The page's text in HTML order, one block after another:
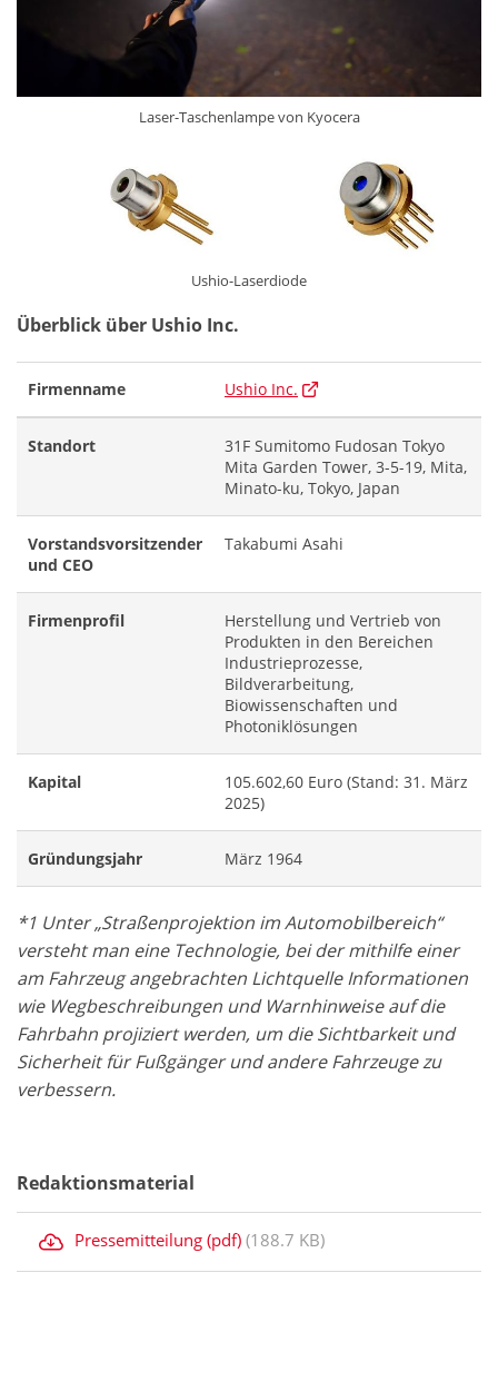
Laser-Taschenlampe von Kyocera
Ushio-Laserdiode
Überblick über Ushio Inc.
Firmenname Ushio Inc.
Standort
31F Sumitomo Fudosan Tokyo
Mita Garden Tower, 3-5-19, Mita,
Minato-ku, Tokyo, Japan
Vorstandsvorsitzender
und CEO
Takabumi Asahi
Firmenprofil
Herstellung und Vertrieb von
Produkten in den Bereichen
Industrieprozesse,
Bildverarbeitung,
Biowissenschaften und
Photoniklösungen
Kapital
105.602,60 Euro (Stand: 31. März
2025)
Gründungsjahr März 1964
*1 Unter „Straßenprojektion im Automobilbereich“
versteht man eine Technologie, bei der mithilfe einer
am Fahrzeug angebrachten Lichtquelle Informationen
wie Wegbeschreibungen und Warnhinweise auf die
Fahrbahn projiziert werden, um die Sichtbarkeit und
Sicherheit für Fußgänger und andere Fahrzeuge zu
verbessern.
Redaktionsmaterial
Pressemitteilung (pdf) (188.7 KB)